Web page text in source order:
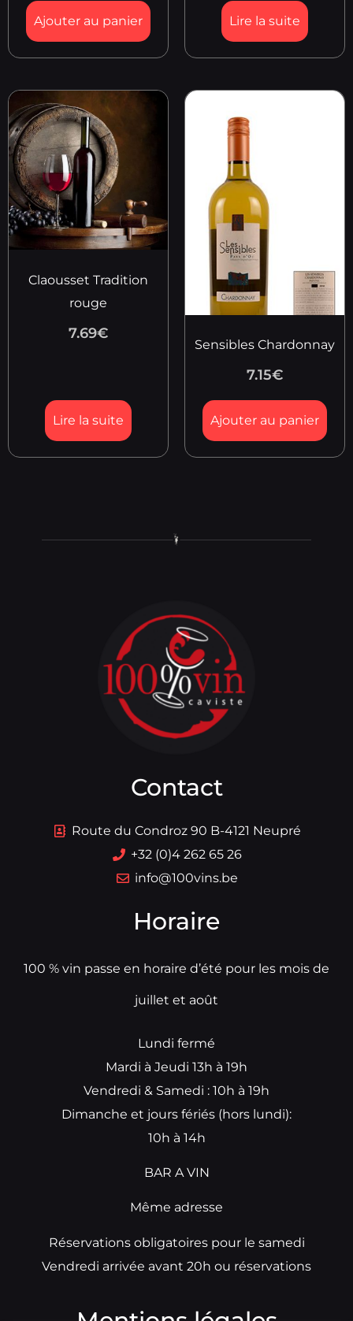
Ajouter au panier Lire la suite
Claousset Tradition
rouge
7.69€
Lire la suite
Sensibles Chardonnay
7.15€
Ajouter au panier
Contact
Route du Condroz 90 B-4121 Neupré
+32 (0)4 262 65 26
info@100vins.be
Horaire
100 % vin passe en horaire d’été pour les mois de
juillet et août
Lundi fermé
Mardi à Jeudi 13h à 19h
Vendredi & Samedi : 10h à 19h
Dimanche et jours fériés (hors lundi):
10h à 14h
BAR A VIN
Même adresse
Réservations obligatoires pour le samedi
Vendredi arrivée avant 20h ou réservations